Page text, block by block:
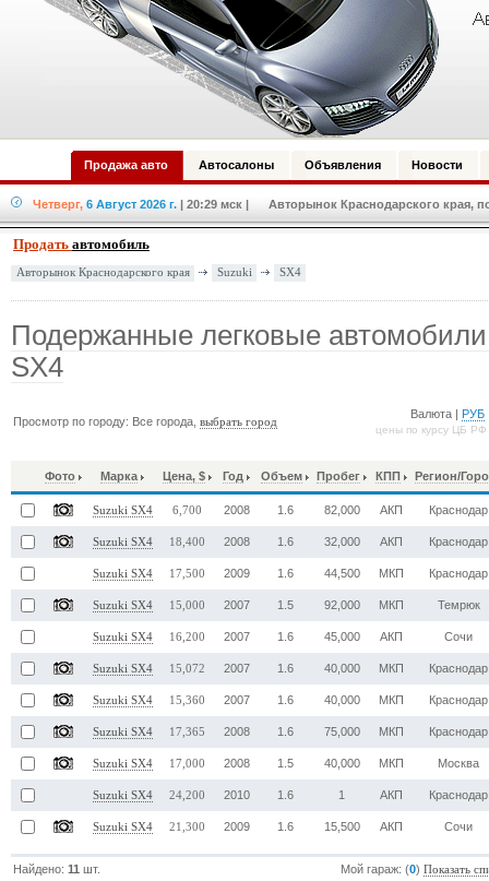
Продажа авто Автосалоны Объявления Новости
Четверг, 6 Август 2026 г. | 20:29 мск | Авторынок Краснодарского края,
Продать автомобиль
Авторынок Краснодарского края Suzuki SX4
Подержанные легковые
SX4
Просмотр по городу: Все города,выбрать город
Валюта | РУБ
цены по курсу ЦБ
Фото Марка Цена, $ Год Объем Пробег КПП Регион/
Suzuki SX4 6,700 2008 1.6 82,000 АКП Краснодар
Suzuki SX4 18,400 2008 1.6 32,000 АКП Краснодар
Suzuki SX4 17,500 2009 1.6 44,500 МКП Краснодар
Suzuki SX4 15,000 2007 1.5 92,000 МКП Темрюк
Suzuki SX4 16,200 2007 1.6 45,000 АКП Сочи
Suzuki SX4 15,072 2007 1.6 40,000 МКП Краснодар
Suzuki SX4 15,360 2007 1.6 40,000 МКП Краснодар
Suzuki SX4 17,365 2008 1.6 75,000 МКП Краснодар
Suzuki SX4 17,000 2008 1.5 40,000 МКП Москва
Suzuki SX4 24,200 2010 1.6 1 АКП Краснодар
Suzuki SX4 21,300 2009 1.6 15,500 АКП Сочи
Найдено:11 шт. Мой гараж: (0)Показать